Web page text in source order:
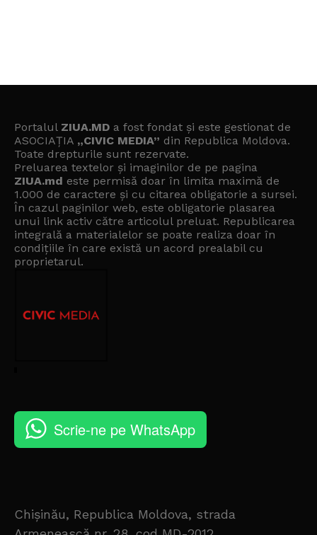
Portalul ZIUA.MD a fost fondat și este gestionat de
ASOCIAȚIA „CIVIC MEDIA” din Republica Moldova.
Toate drepturile sunt rezervate.
Preluarea textelor și imaginilor de pe pagina
ZIUA.md este permisă doar în limita maximă de
1.000 de caractere și cu citarea obligatorie a sursei.
În cazul paginilor web, este obligatorie plasarea
unui link activ către articolul preluat. Republicarea
integrală a materialelor se poate realiza doar în
condițiile în care există un acord prealabil cu
proprietarul.
Scrie-ne pe WhatsApp
Chișinău, Republica Moldova, strada